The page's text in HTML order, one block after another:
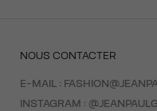
NOUS CONTACTER
E-MAIL :
INSTAGRAM :